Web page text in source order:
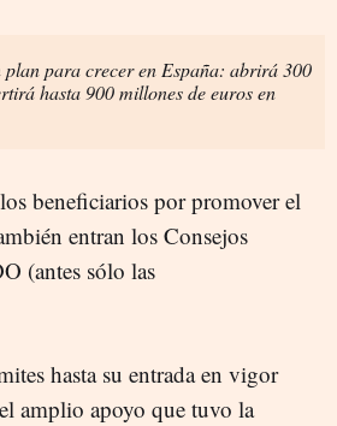
para crecer en España: abrirá 300
hasta 900 millones de euros en
beneficiarios por promover el
entran los Consejos
(antes sólo las
hasta su entrada en vigor
amplio apoyo que tuvo la